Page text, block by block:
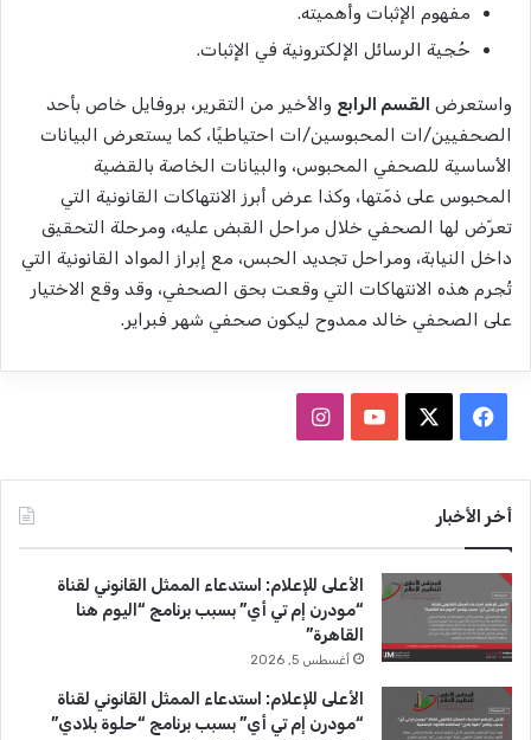
مفهوم الإثبات وأهميته.
حُجية الرسائل الإلكترونية في الإثبات.
واستعرض القسم الرابع والأخير من التقرير، بروفايل خاص بأحد
الصحفيين/ات المحبوسين/ات احتياطيًا، كما يستعرض البيانات
الأساسية للصحفي المحبوس، والبيانات الخاصة بالقضية
المحبوس على ذمّتها، وكذا عرض أبرز الانتهاكات القانونية التي
تعرّض لها الصحفي خلال مراحل القبض عليه، ومرحلة التحقيق
داخل النيابة، ومراحل تجديد الحبس، مع إبراز المواد القانونية التي
تُجرم هذه الانتهاكات التي وقعت بحق الصحفي، وقد وقع الاختيار
على الصحفي خالد ممدوح ليكون صحفي شهر فبراير.
س
و
ك
T
u
b
ق
ا
أخر الأخبار
الأعلى للإعلام: استدعاء الممثل القانوني لقناة
“مودرن إم تي أي” بسبب برنامج “اليوم هنا
القاهرة”
أغسطس 5, 2026
الأعلى للإعلام: استدعاء الممثل القانوني لقناة
“مودرن إم تي أي” بسبب برنامج “حلوة بلادي”